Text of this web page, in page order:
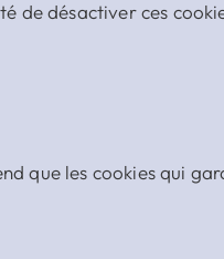
de désactiver ces
que les cookies qui